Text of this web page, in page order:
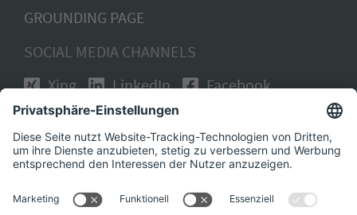
GROUNDING PAGE
SOCIAL MEDIA CHANNELS
Xing
LinkedIn
Facebook
Instagram
KARRIERE BEI DER SUCHMEISTEREI